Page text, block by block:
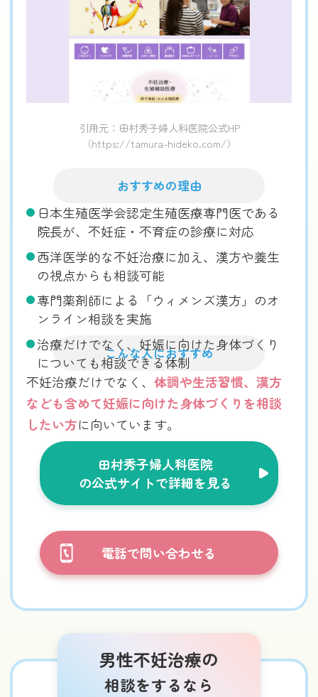
引用元：田村秀子婦人科医院公式HP
（https://tamura-hideko.com/）
おすすめの理由
日本生殖医学会認定生殖医療専門医である
院長が、不妊症・不育症の診療に対応
西洋医学的な不妊治療に加え、漢方や養生
の視点からも相談可能
専門薬剤師による「ウィメンズ漢方」のオ
ンライン相談を実施
治療だけでなく、妊娠に向けた身体づくり
についても相談できる体制
こんな人におすすめ
不妊治療だけでなく、体調や生活習慣、漢方
なども含めて妊娠に向けた身体づくりを相談
したい方に向いています。
田村秀子婦人科医院
の公式サイトで詳細を見る
電話で問い合わせる
男性不妊治療の
相談をするなら